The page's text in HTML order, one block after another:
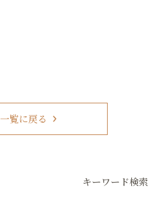
一覧に戻る
キーワード検索